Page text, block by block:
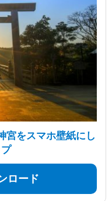
宮をスマホ壁紙にし
ロード